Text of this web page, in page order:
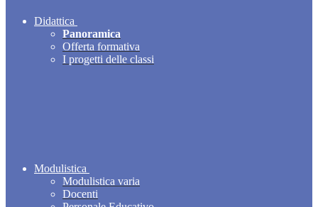
Didattica
Panoramica
Offerta formativa
I progetti delle classi
Modulistica
Modulistica varia
Docenti